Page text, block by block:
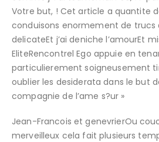
Votre but, ! Cet article a quantite
conduisons enormement de trucs
delicateEt j’ai deniche l’amourEt
EliteRencontrel Ego appuie en
particulierement soigneusement
oublier les desiderata dans le but
compagnie de l’ame s?ur »
Jean-Francois et genevrierOu
merveilleux cela fait plusieurs